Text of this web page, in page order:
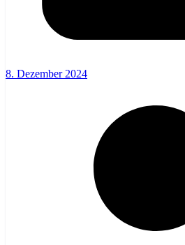
8. Dezember 2024